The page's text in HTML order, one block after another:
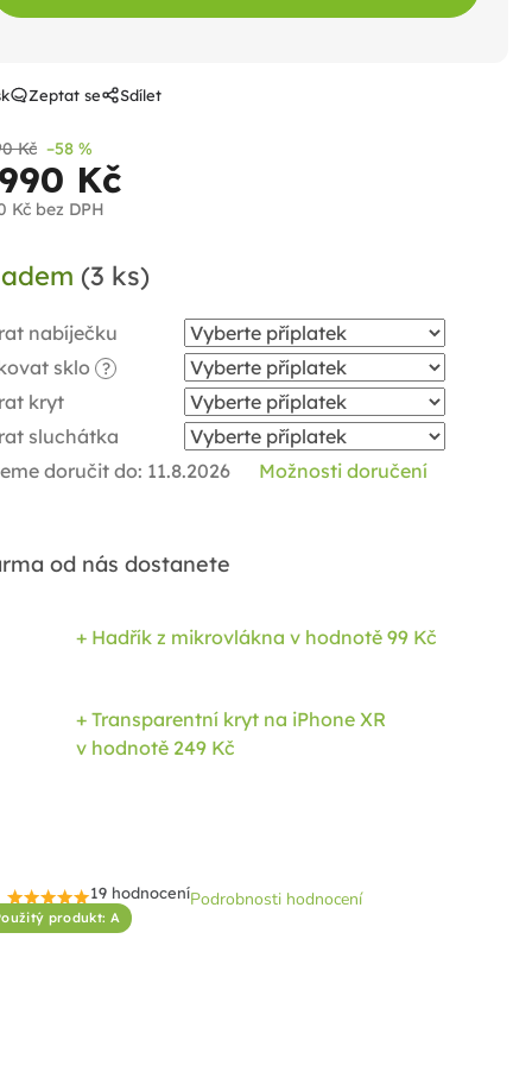
produkt: A
Průměrné
hodnocení
19 hodnoceníPodrobnosti hodnocení
Kč –58 %
Kč
Kč bez DPH
(3 ks)
nabíječku
sklo
?
kryt
sluchátka
doručit do: 11.8.2026 Možnosti doručení
od nás dostanete
+ Hadřík z mikrovlákna v hodnotě 99 Kč
+ Transparentní kryt na iPhone XR
v hodnotě 249 Kč
Zeptat se Sdílet